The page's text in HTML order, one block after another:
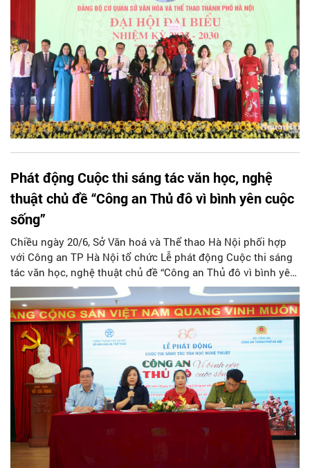
Phát động Cuộc thi sáng tác văn học, nghệ
thuật chủ đề “Công an Thủ đô vì bình yên cuộc
sống”
Chiều ngày 20/6, Sở Văn hoá và Thể thao Hà Nội phối hợp
với Công an TP Hà Nội tổ chức Lễ phát động Cuộc thi sáng
tác văn học, nghệ thuật chủ đề “Công an Thủ đô vì bình yên
cuộc sống” hướng tới kỷ niệm 80 năm Ngày truyền thống
Công an nhân dân Việt Nam và kỷ niệm 20 năm Ngày hội
toàn dân bảo vệ An ninh Tổ quốc.